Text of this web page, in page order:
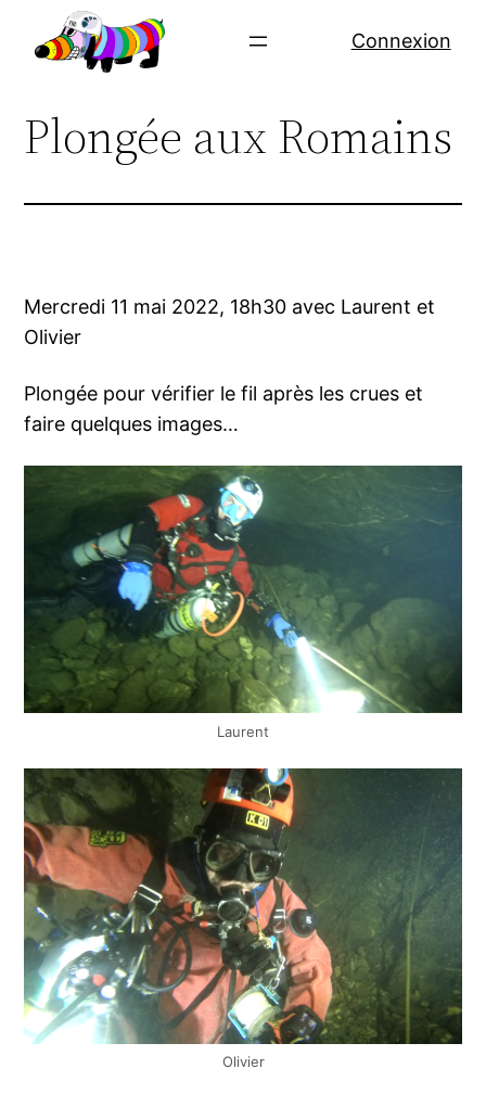
Connexion
Plongée aux Romains
Mercredi 11 mai 2022, 18h30 avec Laurent et
Olivier
Plongée pour vérifier le fil après les crues et
faire quelques images…
Laurent
Olivier